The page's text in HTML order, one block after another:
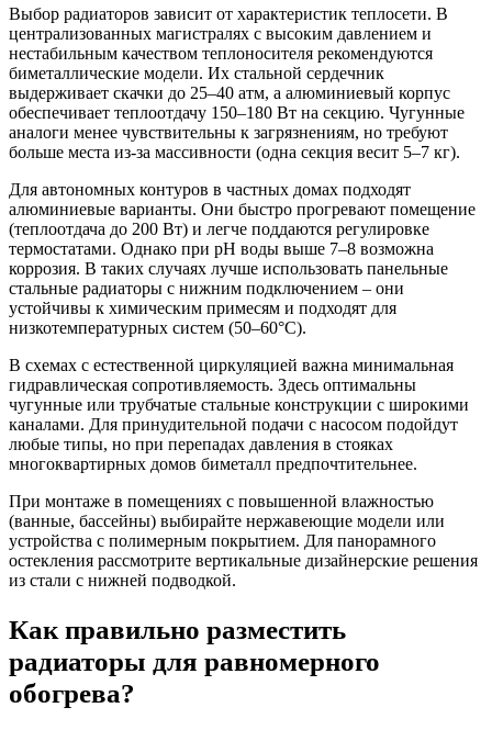
Выбор радиаторов зависит от характеристик теплосети. В
централизованных магистралях с высоким давлением и
нестабильным качеством теплоносителя рекомендуются
биметаллические модели. Их стальной сердечник
выдерживает скачки до 25–40 атм, а алюминиевый корпус
обеспечивает теплоотдачу 150–180 Вт на секцию. Чугунные
аналоги менее чувствительны к загрязнениям, но требуют
больше места из-за массивности (одна секция весит 5–7 кг).
Для автономных контуров в частных домах подходят
алюминиевые варианты. Они быстро прогревают помещение
(теплоотдача до 200 Вт) и легче поддаются регулировке
термостатами. Однако при pH воды выше 7–8 возможна
коррозия. В таких случаях лучше использовать панельные
стальные радиаторы с нижним подключением – они
устойчивы к химическим примесям и подходят для
низкотемпературных систем (50–60°C).
В схемах с естественной циркуляцией важна минимальная
гидравлическая сопротивляемость. Здесь оптимальны
чугунные или трубчатые стальные конструкции с широкими
каналами. Для принудительной подачи с насосом подойдут
любые типы, но при перепадах давления в стояках
многоквартирных домов биметалл предпочтительнее.
При монтаже в помещениях с повышенной влажностью
(ванные, бассейны) выбирайте нержавеющие модели или
устройства с полимерным покрытием. Для панорамного
остекления рассмотрите вертикальные дизайнерские решения
из стали с нижней подводкой.
Как правильно разместить
радиаторы для равномерного
обогрева?